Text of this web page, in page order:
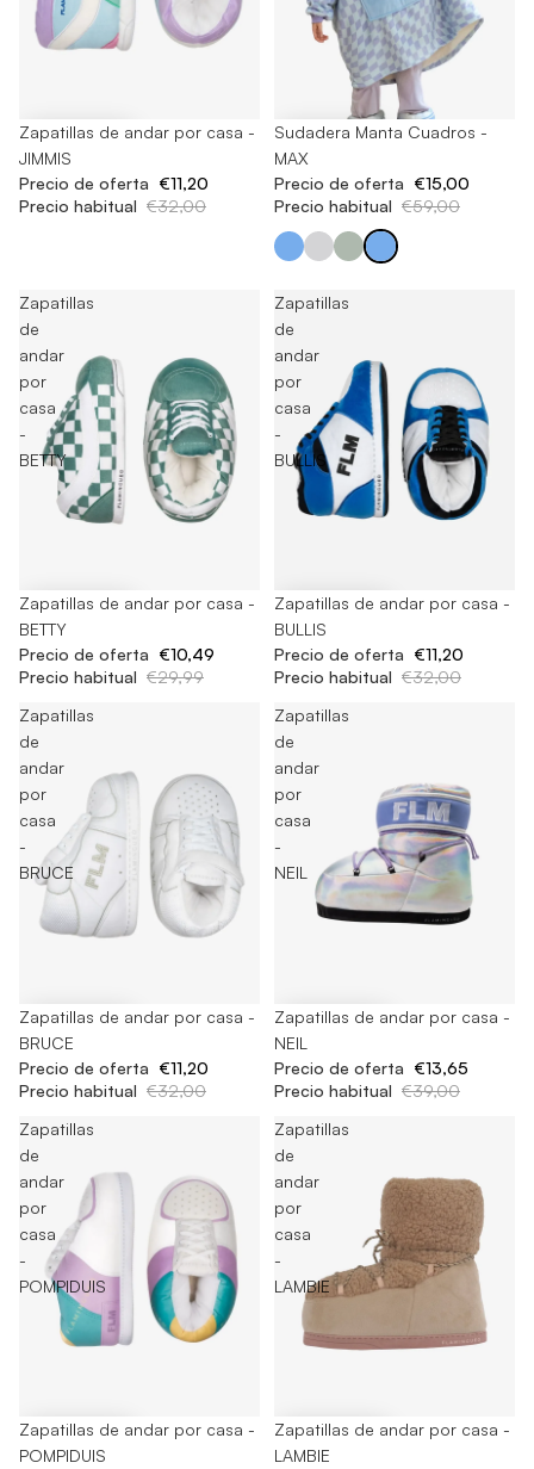
-65%
Zapatillas de andar por casa -
JIMMIS
Precio de oferta €11,20
Precio habitual €32,00
-74%
Sudadera Manta Cuadros -
MAX
Precio de oferta €15,00
Precio habitual €59,00
Zapatillas
de
andar
por
casa
-
BETTY
-65%
Zapatillas de andar por casa -
BETTY
Precio de oferta €10,49
Precio habitual €29,99
Zapatillas
de
andar
por
casa
-
BULLIS
-65%
Zapatillas de andar por casa -
BULLIS
Precio de oferta €11,20
Precio habitual €32,00
Zapatillas
de
andar
por
casa
-
BRUCE
-65%
Zapatillas de andar por casa -
BRUCE
Precio de oferta €11,20
Precio habitual €32,00
Zapatillas
de
andar
por
casa
-
NEIL
-65%
Zapatillas de andar por casa -
NEIL
Precio de oferta €13,65
Precio habitual €39,00
Zapatillas
de
andar
por
casa
-
POMPIDUIS
-65%
Zapatillas de andar por casa -
POMPIDUIS
Zapatillas
de
andar
por
casa
-
LAMBIE
-65%
Zapatillas de andar por casa -
LAMBIE